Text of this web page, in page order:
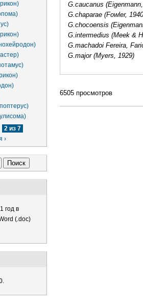
2 из 7
›
год в
(.doc)
G.caucanus
G.chaparae (Fowler,
G.chocoensis
G.intermedius (Meek &
G.machadoi Fereira,
G.major (Myers, 1929)
6505 просмотров